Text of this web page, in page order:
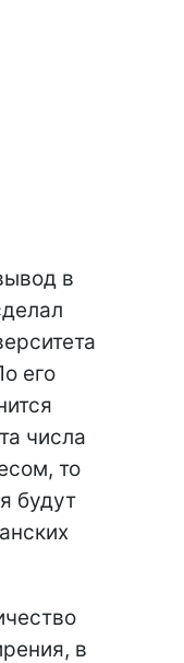
в
его
числа
то
будут
в